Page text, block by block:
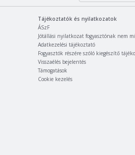
Tájékoztatók és nyilatkozatok
ÁSzF
Jótállási nyilatkozat fogyasztónak nem
Adatkezelési tájékoztató
Fogyasztók részére szóló kiegészítő
Visszaélés bejelentés
Támogatások
Cookie kezelés